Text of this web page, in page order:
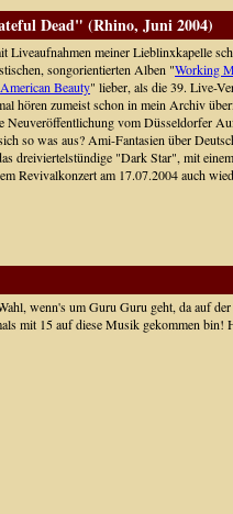
Dead" (Rhino, Juni 2004)
Liveaufnahmen meiner Lieblinxkapelle
songorientierten Alben "Working
American Beauty" lieber, als die 39. Live-
hören zumeist schon in mein Archiv
Neuveröffentlichung vom Düsseldorfer
so was aus? Ami-Fantasien über
dreiviertelstündige "Dark Star", mit
Revivalkonzert am 17.07.2004 auch
wenn's um Guru Guru geht, da auf
mit 15 auf diese Musik gekommen bin!